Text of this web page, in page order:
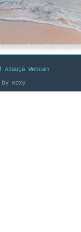
Adaugă Webcam
Roxy